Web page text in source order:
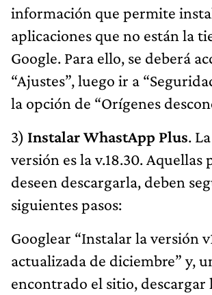
información que permite
aplicaciones que no están la
Google. Para ello, se deberá
“Ajustes”, luego ir a
la opción de “Orígenes
3) Instalar WhastApp Plus.
versión es la v.18.30. Aquellas
deseen descargarla, deben
siguientes pasos:
Googlear “Instalar la versión
actualizada de diciembre” y,
encontrado el sitio,